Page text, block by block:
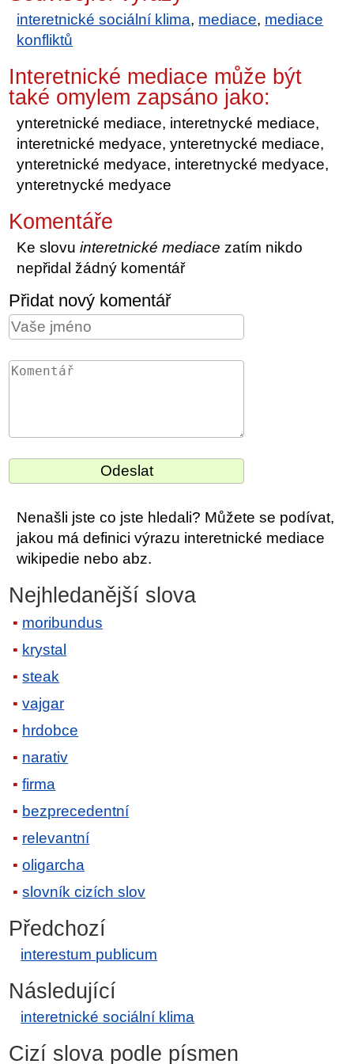
interetnické sociální klima, mediace, mediace
konfliktů
Interetnické mediace může být
také omylem zapsáno jako:
ynteretnické mediace, interetnycké mediace,
interetnické medyace, ynteretnycké mediace,
ynteretnické medyace, interetnycké medyace,
ynteretnycké medyace
Komentáře
Ke slovuinteretnické mediace zatím nikdo
nepřidal žádný komentář
Přidat nový komentář
Nenašli jste co jste hledali? Můžete se podívat,
jakou má definici výrazu interetnické mediace
wikipedie nebo abz.
Nejhledanější slova
moribundus
krystal
steak
vajgar
hrdobce
narativ
firma
bezprecedentní
relevantní
oligarcha
slovník cizích slov
Předchozí
interestum publicum
Následující
interetnické sociální klima
Cizí slova podle písmen